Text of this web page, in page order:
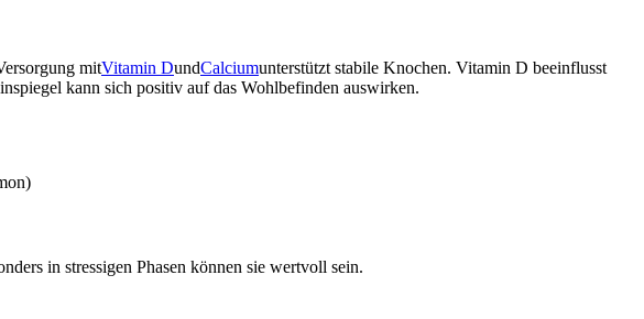
mitVitamin DundCalciumunterstützt stabile Knochen. Vitamin D beeinflusst
kann sich positiv auf das Wohlbefinden auswirken.
in stressigen Phasen können sie wertvoll sein.